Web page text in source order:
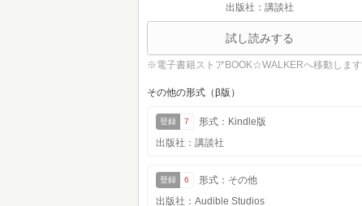
出版社：講談社
試し読みする
※電子書籍ストアBOOK☆WALKERへ移動します
その他の形式（β版）
登録 7
形式：Kindle版
出版社：講談社
登録 6
形式：その他
出版社：Audible Studios